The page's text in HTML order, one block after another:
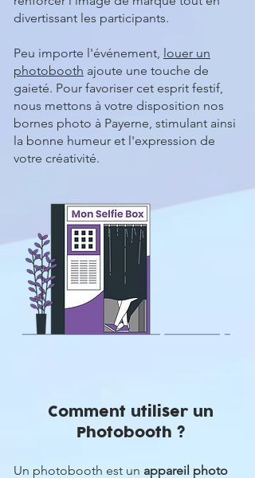
divertissant les participants.
Peu importe l'événement, louer un
photobooth ajoute une touche de
gaieté. Pour favoriser cet esprit festif,
nous mettons à votre disposition nos
bornes photo à Payerne, stimulant ainsi
la bonne humeur et l'expression de
votre créativité.
Comment utiliser un
Photobooth ?
Un photobooth est un appareil photo